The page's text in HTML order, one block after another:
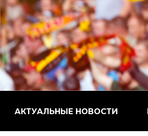
АКТУАЛЬНЫЕ НОВОСТИ